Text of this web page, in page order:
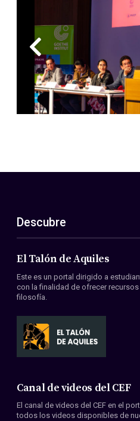
Descubre
El Talón de Aquiles
Este es un portal dirigido a
con la finalidad de ofrecer recursos
filosofía.
Canal de videos del CEF
El canal de videos del CEF en el
todos los videos disponibles de